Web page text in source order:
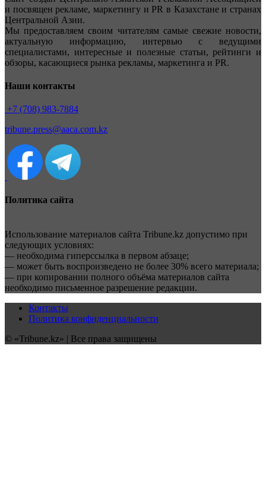
и посвящен рекламе, маркетингу и PR в Казахстане и странах
Центральной Азии.
Мы предоставляем своим читателям самые свежие новости,
актуальную информацию, интервью с ведущими
специалистами, интересные и полезные статьи, рейтинги и
обзоры, касающиеся рынка рекламы, маркетинга и PR.
Наши контакты
+7 (708) 983-7884
tribune.press@aaca.com.kz
Политика сайта
Использование материалов сайта Tribune.kz допустимо при
следующих условиях:
— необходима гиперссылка в первом абзаце;
— может быть воспроизведено не более 30% всего материала;
— при копировании полного объёма материалов сайта
необходимо письменное разрешение редакции.
Контакты
Политика конфиденциальности
© «Tribune.kz» | Все права защищены